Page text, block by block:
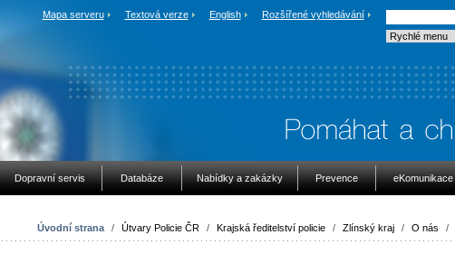
Mapa serveru Textová verze English Rozšířené vyhledávání
Dopravní servis Databáze Nabídky a zakázky Prevence eKomunikace
Úvodní strana / Útvary Policie ČR / Krajská ředitelství policie / Zlínský kraj / O nás /